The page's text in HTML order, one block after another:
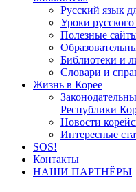
Русский язык
Уроки
Полезные
Библиотеки и
Словари и
Жизнь в Корее
Республики
Новости
Интересные
SOS!
Контакты
НАШИ ПАРТНЁРЫ